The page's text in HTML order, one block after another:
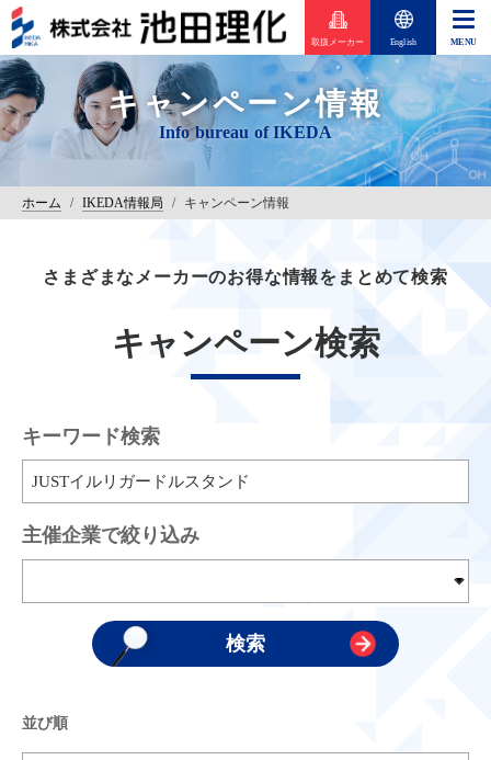
取扱メーカー English
キャンペーン情報
ホーム / IKEDA情報局 / キャンペーン情報
さまざまなメーカーのお得な情報をまとめて検索
キャンペーン検索
キーワード検索
主催企業で絞り込み
並び順